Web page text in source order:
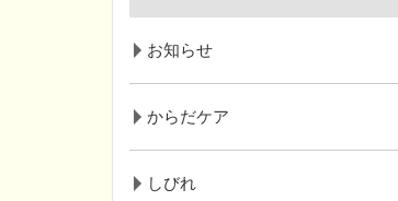
お知らせ
からだケア
しびれ